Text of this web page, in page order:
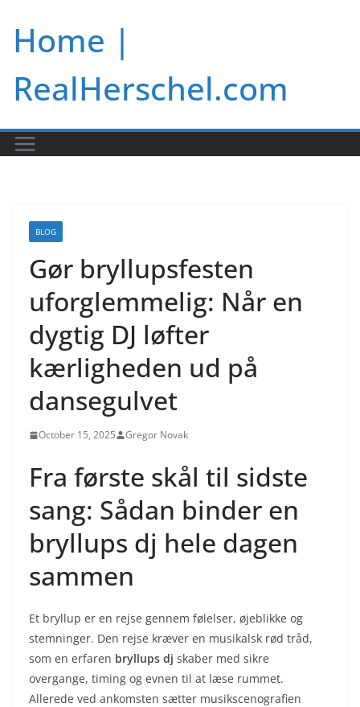
content
Home |
RealHerschel.com
BLOG
Gør bryllupsfesten
uforglemmelig: Når en
dygtig DJ løfter
kærligheden ud på
dansegulvet
October 15, 2025 Gregor Novak
Fra første skål til sidste
sang: Sådan binder en
bryllups dj hele dagen
sammen
Et bryllup er en rejse gennem følelser, øjeblikke og
stemninger. Den rejse kræver en musikalsk rød tråd,
som en erfaren bryllups dj skaber med sikre
overgange, timing og evnen til at læse rummet.
Allerede ved ankomsten sætter musikscenografien